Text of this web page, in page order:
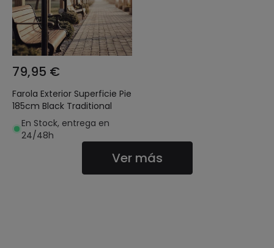
79,95 €
Farola Exterior Superficie Pie
185cm Black Traditional
En Stock, entrega en
24/48h
Ver más